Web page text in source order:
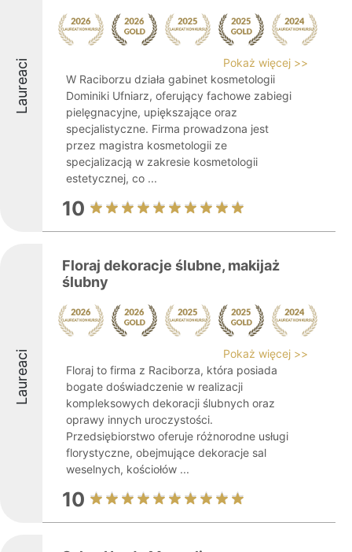
Laureaci
Pokaż więcej >>
W Raciborzu działa gabinet kosmetologii
Dominiki Ufniarz, oferujący fachowe zabiegi
pielęgnacyjne, upiększające oraz
specjalistyczne. Firma prowadzona jest
przez magistra kosmetologii ze
specjalizacją w zakresie kosmetologii
estetycznej, co ...
10
Laureaci
Floraj dekoracje ślubne, makijaż
ślubny
Pokaż więcej >>
Floraj to firma z Raciborza, która posiada
bogate doświadczenie w realizacji
kompleksowych dekoracji ślubnych oraz
oprawy innych uroczystości.
Przedsiębiorstwo oferuje różnorodne usługi
florystyczne, obejmujące dekoracje sal
weselnych, kościołów ...
10